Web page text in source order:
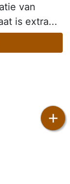
van
is extra...
+